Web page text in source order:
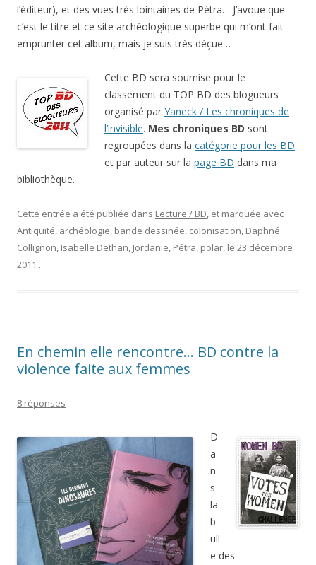
l’éditeur), et des vues très lointaines de Pétra… J’avoue que
c’est le titre et ce site archéologique superbe qui m’ont fait
emprunter cet album, mais je suis très déçue…
Cette BD sera soumise pour le
classement du TOP BD des blogueurs
organisé par Yaneck / Les chroniques de
l’invisible. Mes chroniques BD sont
regroupées dans la catégorie pour les BD
et par auteur sur la page BD dans ma
bibliothèque.
Cette entrée a été publiée dans Lecture / BD, et marquée avec
Antiquité, archéologie, bande dessinée, colonisation, Daphné
Collignon, Isabelle Dethan, Jordanie, Pétra, polar, le 23 décembre
2011 .
En chemin elle rencontre… BD contre la
violence faite aux femmes
8 réponses
D
a
n
s
la
b
ull
e des